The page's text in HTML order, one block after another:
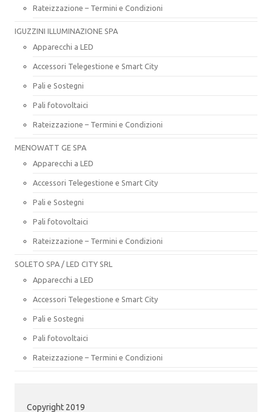
Rateizzazione – Termini e Condizioni
IGUZZINI ILLUMINAZIONE SPA
Apparecchi a LED
Accessori Telegestione e Smart City
Pali e Sostegni
Pali fotovoltaici
Rateizzazione – Termini e Condizioni
MENOWATT GE SPA
Apparecchi a LED
Accessori Telegestione e Smart City
Pali e Sostegni
Pali fotovoltaici
Rateizzazione – Termini e Condizioni
SOLETO SPA / LED CITY SRL
Apparecchi a LED
Accessori Telegestione e Smart City
Pali e Sostegni
Pali fotovoltaici
Rateizzazione – Termini e Condizioni
Copyright 2019